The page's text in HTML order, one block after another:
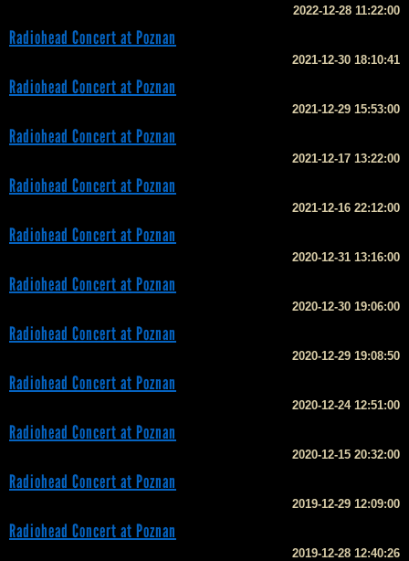
2022-12-28 11:22:00
Radiohead Concert at Poznan
2021-12-30 18:10:41
Radiohead Concert at Poznan
2021-12-29 15:53:00
Radiohead Concert at Poznan
2021-12-17 13:22:00
Radiohead Concert at Poznan
2021-12-16 22:12:00
Radiohead Concert at Poznan
2020-12-31 13:16:00
Radiohead Concert at Poznan
2020-12-30 19:06:00
Radiohead Concert at Poznan
2020-12-29 19:08:50
Radiohead Concert at Poznan
2020-12-24 12:51:00
Radiohead Concert at Poznan
2020-12-15 20:32:00
Radiohead Concert at Poznan
2019-12-29 12:09:00
Radiohead Concert at Poznan
2019-12-28 12:40:26